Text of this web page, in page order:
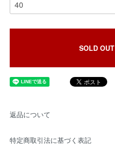
SOLD OUT
返品について
特定商取引法に基づく表記